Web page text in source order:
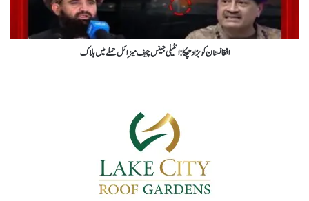
افغانستان کو بڑا دھچکا: انٹیلی جینس چیف میزائل حملے میں ہلاک